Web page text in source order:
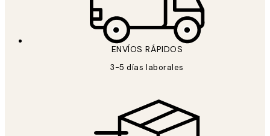
ENVÍOS RÁPIDOS
3-5 días laborales